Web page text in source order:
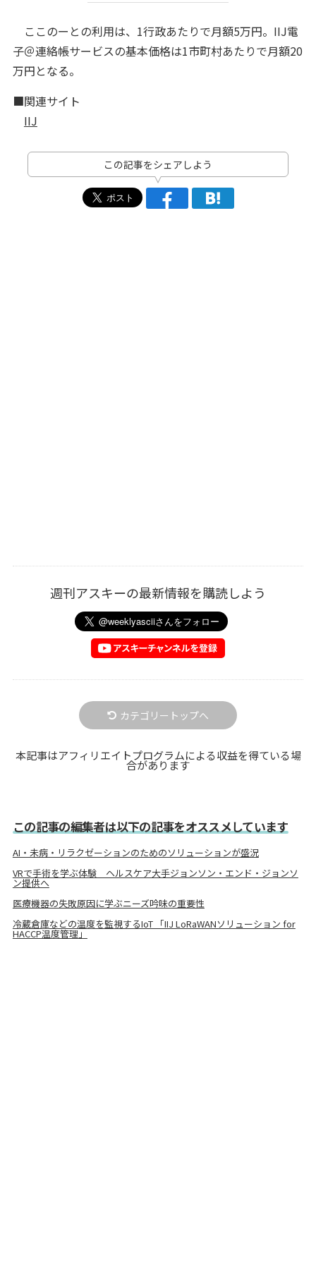
ここのーとの利用は、1行政あたりで月額5万円。IIJ電
子＠連絡帳サービスの基本価格は1市町村あたりで月額20
万円となる。
■関連サイト
IIJ
この記事をシェアしよう
週刊アスキーの最新情報を購読しよう
カテゴリートップへ
本記事はアフィリエイトプログラムによる収益を得ている場
合があります
この記事の編集者は以下の記事をオススメしています
AI・未病・リラクゼーションのためのソリューションが盛況
VRで手術を学ぶ体験 ヘルスケア大手ジョンソン・エンド・ジョンソ
ン提供へ
医療機器の失敗原因に学ぶニーズ吟味の重要性
冷蔵倉庫などの温度を監視するIoT 「IIJ LoRaWANソリューション for
HACCP温度管理」